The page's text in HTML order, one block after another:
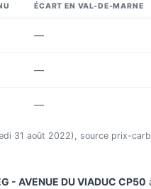
ÉCART EN VAL-DE-MARNE
—
—
—
31 août 2022), source prix-
- AVENUE DU VIADUC CP50